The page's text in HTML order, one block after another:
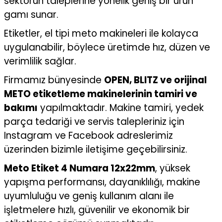
gamı sunar.
Etiketler, el tipi meto makineleri ile kolayca
uygulanabilir, böylece üretimde hız, düzen ve
verimlilik sağlar.
Firmamız bünyesinde OPEN, BLITZ ve orijinal
METO etiketleme makinelerinin tamiri ve
bakımı yapılmaktadır. Makine tamiri, yedek
parça tedariği ve servis talepleriniz için
Instagram ve Facebook adreslerimiz
üzerinden bizimle iletişime geçebilirsiniz.
Meto Etiket 4 Numara 12x22mm, yüksek
yapışma performansı, dayanıklılığı, makine
uyumluluğu ve geniş kullanım alanı ile
işletmelere hızlı, güvenilir ve ekonomik bir